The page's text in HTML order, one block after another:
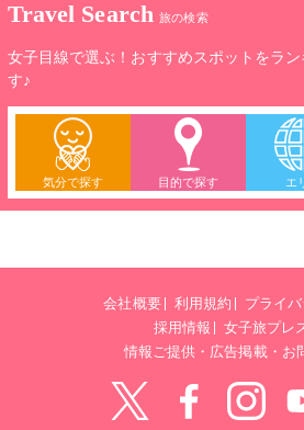
Travel Search 旅の検索
女子目線で選ぶ！おすすめスポットをラ
す♪
気分で探す 目的で探す エ
会社概要 利用規約
プライ
採用情報
女子旅プレ
情報ご提供・広告掲載・お
Facebook